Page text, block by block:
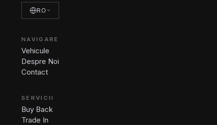
RO
NAVIGARE
Vehicule
Despre Noi
Contact
SERVICII
Buy Back
Trade In